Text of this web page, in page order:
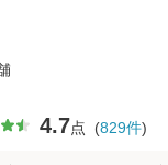
4.7点 (829件)